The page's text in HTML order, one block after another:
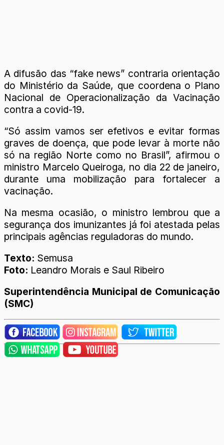
A difusão das “fake news” contraria orientação
do Ministério da Saúde, que coordena o Plano
Nacional de Operacionalização da Vacinação
contra a covid-19.
“Só assim vamos ser efetivos e evitar formas
graves de doença, que pode levar à morte não
só na região Norte como no Brasil”, afirmou o
ministro Marcelo Queiroga, no dia 22 de janeiro,
durante uma mobilização para fortalecer a
vacinação.
Na mesma ocasião, o ministro lembrou que a
segurança dos imunizantes já foi atestada pelas
principais agências reguladoras do mundo.
Texto: Semusa
Foto: Leandro Morais e Saul Ribeiro
Superintendência Municipal de Comunicação
(SMC)